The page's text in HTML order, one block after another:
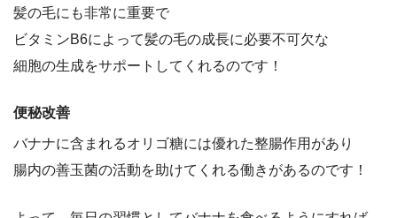
髪の毛にも非常に重要で
ビタミンB6によって髪の毛の成長に必要不可欠な
細胞の生成をサポートしてくれるのです！
便秘改善
バナナに含まれるオリゴ糖には優れた整腸作用があり
腸内の善玉菌の活動を助けてくれる働きがあるのです！